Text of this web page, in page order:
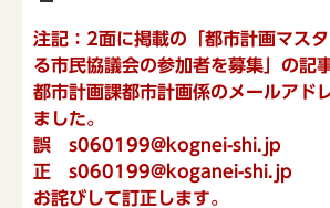
注記：2面に掲載の「都市計画マス
る市民協議会の参加者を募集」の記
都市計画課都市計画係のメールアド
ました。
誤 s060199@kognei-shi.jp
正 s060199@koganei-shi.jp
お詫びして訂正します。